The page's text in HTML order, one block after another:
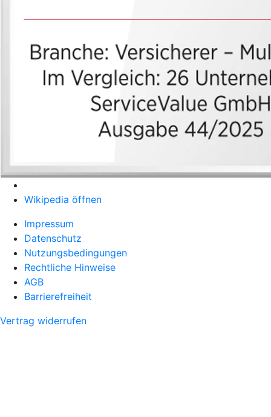
Wikipedia öffnen
Impressum
Datenschutz
Nutzungsbedingungen
Rechtliche Hinweise
AGB
Barrierefreiheit
Vertrag widerrufen